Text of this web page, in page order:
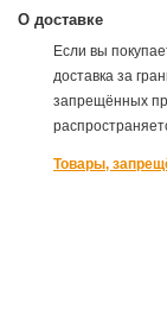
О доставке
Если вы
доставка за
запрещённых
Товары,